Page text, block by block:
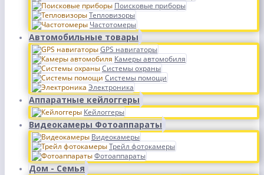
Поисковые приборы
Тепловизоры
Частотомеры
Автомобильные товары
GPS навигаторы
Камеры автомобиля
Системы охраны
Системы помощи
Электроника
Аппаратные кейлоггеры
Кейлоггеры
Видеокамеры Фотоаппараты
Видеокамеры
Трейл фотокамеры
Фотоаппараты
Дом - Семья